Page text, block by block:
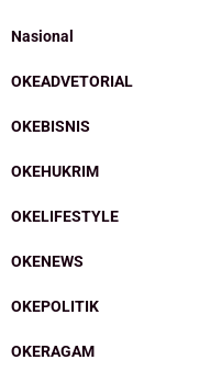
Nasional
OKEADVETORIAL
OKEBISNIS
OKEHUKRIM
OKELIFESTYLE
OKENEWS
OKEPOLITIK
OKERAGAM